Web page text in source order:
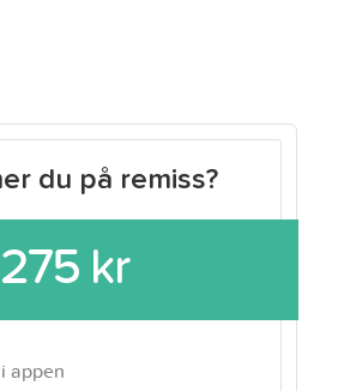
du på remiss?
275 kr
appen